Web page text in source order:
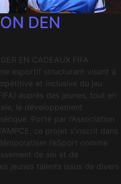
DEN
EN CADEAUX FIFA
esportif structurant visant à
et inclusive du jeu
auprès des jeunes, tout en
le développement
Porté par l’Association
ce projet s’inscrit dans
l’eSport comme
de soi et de
jeunes talents issus de divers